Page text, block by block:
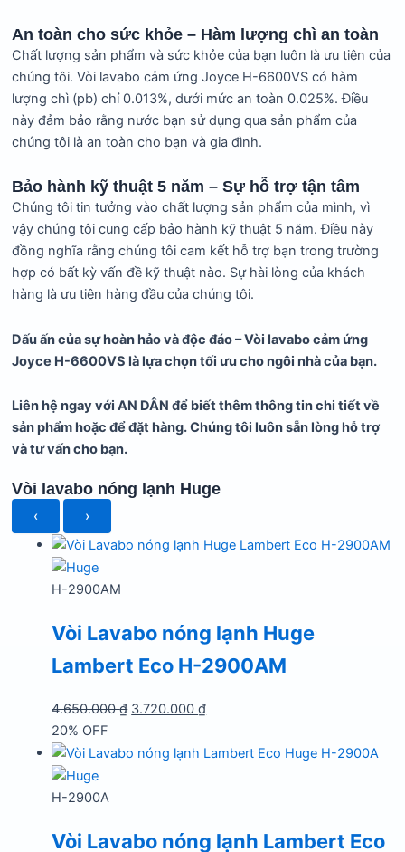
An toàn cho sức khỏe – Hàm lượng chì an toàn
Chất lượng sản phẩm và sức khỏe của bạn luôn là ưu tiên của
chúng tôi. Vòi lavabo cảm ứng Joyce H-6600VS có hàm
lượng chì (pb) chỉ 0.013%, dưới mức an toàn 0.025%. Điều
này đảm bảo rằng nước bạn sử dụng qua sản phẩm của
chúng tôi là an toàn cho bạn và gia đình.
Bảo hành kỹ thuật 5 năm – Sự hỗ trợ tận tâm
Chúng tôi tin tưởng vào chất lượng sản phẩm của mình, vì
vậy chúng tôi cung cấp bảo hành kỹ thuật 5 năm. Điều này
đồng nghĩa rằng chúng tôi cam kết hỗ trợ bạn trong trường
hợp có bất kỳ vấn đề kỹ thuật nào. Sự hài lòng của khách
hàng là ưu tiên hàng đầu của chúng tôi.
Dấu ấn của sự hoàn hảo và độc đáo – Vòi lavabo cảm ứng
Joyce H-6600VS là lựa chọn tối ưu cho ngôi nhà của bạn.
Liên hệ ngay với AN DÂN để biết thêm thông tin chi tiết về
sản phẩm hoặc để đặt hàng. Chúng tôi luôn sẵn lòng hỗ trợ
và tư vấn cho bạn.
Vòi lavabo nóng lạnh Huge
‹ ›
H-2900AM
Vòi Lavabo nóng lạnh Huge
Lambert Eco H-2900AM
4.650.000₫ Giá
là:
3.720.000₫Giá
tại
20% OFF
H-2900A
Vòi Lavabo nóng lạnh Lambert Eco